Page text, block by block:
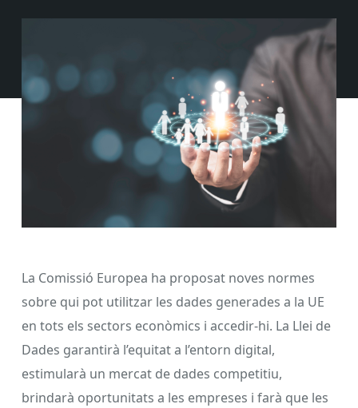
La Comissió Europea ha proposat noves normes
sobre qui pot utilitzar les dades generades a la UE
en tots els sectors econòmics i accedir-hi. La Llei de
Dades garantirà l’equitat a l’entorn digital,
estimularà un mercat de dades competitiu,
brindarà oportunitats a les empreses i farà que les